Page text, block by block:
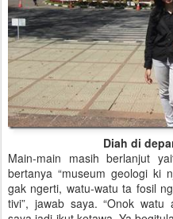
Diah di
Main-main masih berlanjut
bertanya “museum geologi ki
gak ngerti, watu-watu ta fosil
tivi”, jawab saya. “Onok